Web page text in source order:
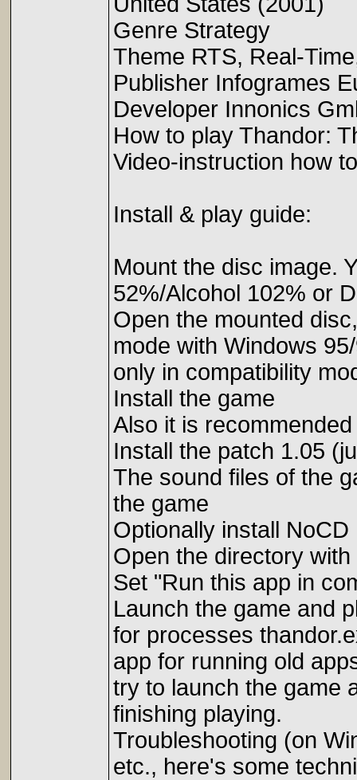
Genre Strategy
Theme RTS, Real-
Publisher Infogrames
Developer Innonics
How to play Thandor:
Video-instruction how
Install & play guide:
Mount the disc image.
52%/Alcohol 102% or
Open the mounted
mode with Windows
only in compatibility
Install the game
Also it is
Install the patch 1.05
The sound files of the
the game
Optionally install NoCD
Open the directory
Set "Run this app in
Launch the game and
for processes
app for running old
try to launch the game
finishing playing.
Troubleshooting (on
etc., here's some